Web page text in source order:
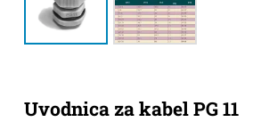
Uvodnica za kabel PG 11